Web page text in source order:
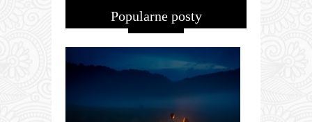
Popularne posty